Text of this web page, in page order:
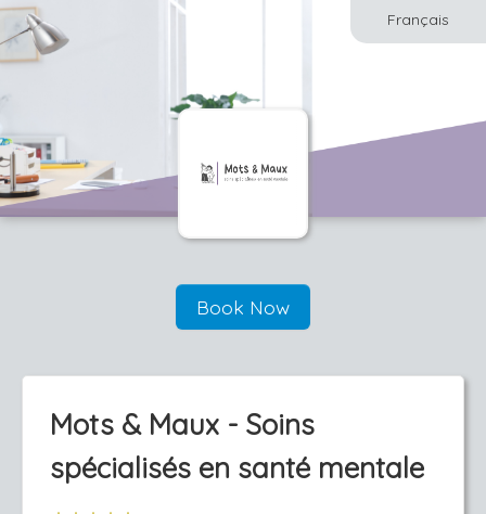
Français
Book Now
Mots & Maux - Soins
spécialisés en santé mentale